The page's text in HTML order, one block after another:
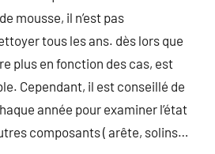
mousse, il n’est pas
tous les ans. dès lors que
plus en fonction des cas, est
Cependant, il est conseillé de
année pour examiner l’état
composants ( arête, solins…